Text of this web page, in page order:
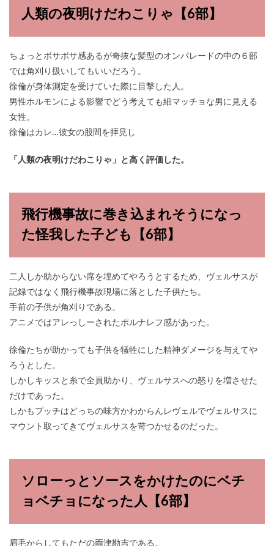
人類の夜明けだわこりゃ【6部】
ちょっとボサボサ感あるが奇抜な髪型のオンパレードの中の６部
では角刈り扱いしてもいいだろう。
徐倫が身体測定を受けていた際に目撃した人。
男性ホルモンによる影響でどう考えても細マッチョな男に見える
女性。
徐倫はカレ…彼女の股間を拝見し
「人類の夜明けだわこりゃ」と高く評価した。
飛行機事故に巻き込まれそうになっ
た怪我した子ども【6部】
二人しか助からない席を埋めてやろうとするため、ヴェルサスが
記録ではなく飛行機事故現場に落とした子供たち。
手前の子供が角刈りである。
アニメではアレっしーされたポルナレフ感があった。
徐倫たちが助かっても子供を犠牲にした精神ダメージを与えてや
ろうとした。
しかしキッスと糸で全員助かり、ヴェルサスへの怒りを増させた
だけであった。
しかもプッチはどっちの味方かわからんレヴェルでヴェルサスに
マウント取ってきてヴェルサスを苛つかせるのだった。
ソローっとソースをかけたのにベチ
ョベチョになった人【6部】
眉毛からしてもただの両津勘吉である。